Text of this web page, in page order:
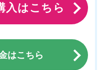
入はこちら
はこちら